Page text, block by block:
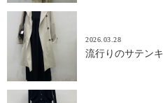
2026.03.28
流行りのサテン